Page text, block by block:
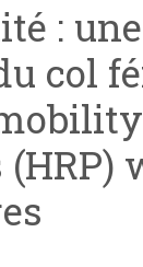
:
col